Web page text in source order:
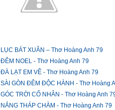
LỤC BÁT XUÂN – Thơ Hoàng Anh 79
ĐÊM NOEL - Thơ Hoàng Anh 79
ĐÀ LẠT EM VỀ - Thơ Hoàng Anh 79
SÀI GÒN ĐÊM ĐỘC HÀNH - Thơ Hoàng
GÓC TRỜI CỐ NHÂN - Thơ Hoàng Anh
NẮNG THÁP CHÀM - Thơ Hoàng Anh 79